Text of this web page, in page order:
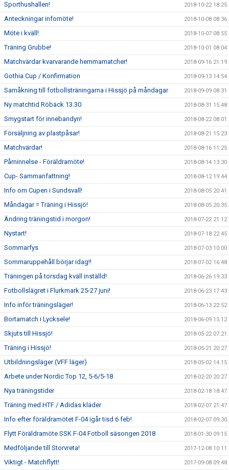
Sporthushallen! 2018-10-22 18:25
Anteckningar infomöte! 2018-10-08 08:36
Möte i kväll! 2018-10-07 08:55
Träning Grubbe! 2018-10-01 08:04
Matchvärdar kvarvarande hemmamatcher! 2018-09-16 21:19
Gothia Cup / Konfirmation 2018-09-13 14:54
Samåkning till fotbollsträningarna i Hissjö på måndagar 2018-09-09 08:31
Ny matchtid Röbäck 13.30 2018-08-31 15:48
Smygstart för innebandyn! 2018-08-22 08:01
Försäljning av plastpåsar! 2018-08-21 15:23
Matchvärdar! 2018-08-16 11:25
Påminnelse - Föräldramöte! 2018-08-14 13:30
Cup- Sammanfattning! 2018-08-12 19:44
Info om Cupen i Sundsvall! 2018-08-05 20:41
Måndagar = Träning i Hissjö! 2018-08-05 20:35
Ändring träningstid i morgon! 2018-07-22 21:12
Nystart! 2018-07-18 22:45
Sommarfys 2018-07-03 10:00
Sommaruppehåll börjar idag!! 2018-07-02 16:48
Träningen på torsdag kväll inställd! 2018-06-26 19:33
Fotbollslägret i Flurkmark 25-27 juni! 2018-06-23 17:43
Info inför träningsläger! 2018-06-13 22:52
Bortamatch i Lycksele! 2018-06-09 15:12
Skjuts till Hissjö! 2018-05-22 07:21
Träning i Hissjö! 2018-05-21 20:27
Utbildningsläger (VFF läger) 2018-05-02 14:15
Arbete under Nordic Top 12, 5-6/5-18 2018-02-20 20:27
Nya träningstider 2018-02-18 18:47
Träning med HTF / Adidas kläder 2018-02-07 21:47
Info efter föräldramötet F-04 igår tisd 6 feb! 2018-02-07 09:30
Flytt Föräldramöte SSK F-04 Fotboll säsongen 2018 2018-01-30 09:15
Medföljande till Storvreta! 2017-12-08 10:11
Viktigt - Matchflytt! 2017-09-08 09:48